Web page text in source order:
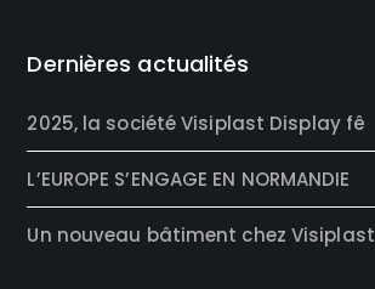
Dernières actualités
2025, la société Visiplast Display fê
L’EUROPE S’ENGAGE EN NORMANDIE
Un nouveau bâtiment chez Visiplast